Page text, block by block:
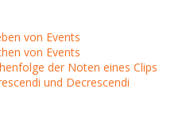
von Events
von Events
der Noten eines Clips
und Decrescendi